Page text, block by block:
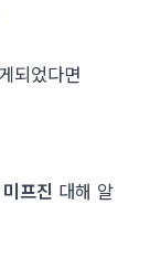
되었다면
프진 대해 알